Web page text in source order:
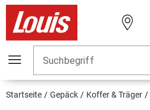
Suchbegriff
Startseite Gepäck Koffer & Träger